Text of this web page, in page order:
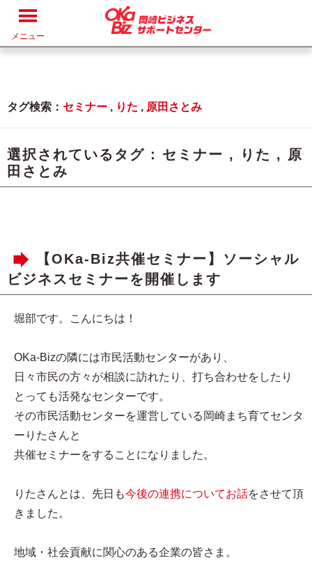
メニュー
タグ検索： セミナー , りた , 原田さとみ
選択されているタグ : セミナー , りた , 原
田さとみ
【OKa-Biz共催セミナー】ソーシャル
ビジネスセミナーを開催します
堀部です。こんにちは！
OKa-Bizの隣には市民活動センターがあり、
日々市民の方々が相談に訪れたり、打ち合わせをしたり
とっても活発なセンターです。
その市民活動センターを運営している岡崎まち育てセンタ
ーりたさんと
共催セミナーをすることになりました。
りたさんとは、先日も今後の連携についてお話をさせて頂
きました。
地域・社会貢献に関心のある企業の皆さま。